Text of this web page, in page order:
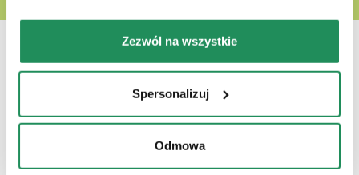
Zezwól na wszystkie
Spersonalizuj
Odmowa
Która jest ich ulubioną?